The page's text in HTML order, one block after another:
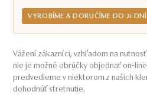
VYROBÍME A DORUČÍME DO 21 DNÍ
Vážení zákazníci, vzhľadom na
nie je možné obrúčky objednať on-
predvedieme v niektorom z našich
dohodnúť stretnutie.